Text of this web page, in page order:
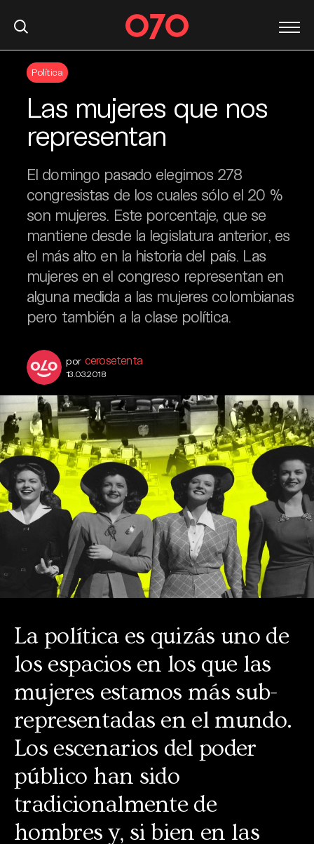
Política
Las mujeres que nos
representan
El domingo pasado elegimos 278
congresistas de los cuales sólo el 20 %
son mujeres. Este porcentaje, que se
mantiene desde la legislatura anterior, es
el más alto en la historia del país. Las
mujeres en el congreso representan en
alguna medida a las mujeres colombianas
pero también a la clase política.
por cerosetenta
13.03.2018
La política es quizás uno de
los espacios en los que las
mujeres estamos más sub-
representadas en el mundo.
Los escenarios del poder
público han sido
tradicionalmente de
hombres y, si bien en las